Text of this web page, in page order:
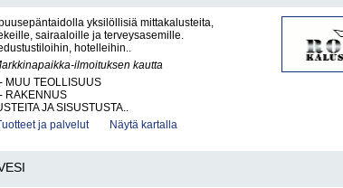
yksilöllisiä mittakalusteita,
sairaaloille ja terveysasemille.
hotelleihin..
ilmoituksen kautta
MUU TEOLLISUUS
RAKENNUS
JA SISUSTUSTA..
ja palvelut Näytä kartalla